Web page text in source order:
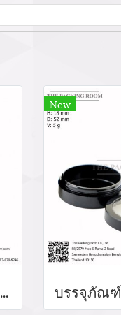
บรรจุภัณฑ์ตลับอายแชโดว์ Eyeshadow package บรรจุภัณฑ์เครื่องสำอาง
New